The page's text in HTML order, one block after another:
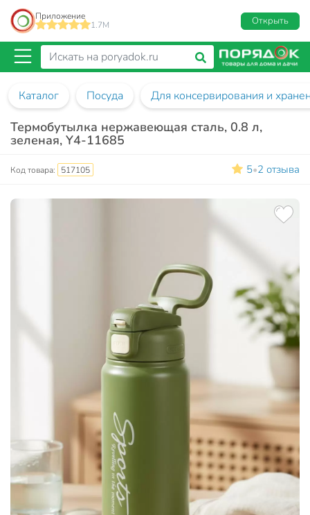
Приложение
1.7M
Открыть
Каталог Посуда Для консервирования и
Термобутылка нержавеющая сталь, 0.8 л,
зеленая, Y4-11685
Код товара: 517105 5•2 отзыва